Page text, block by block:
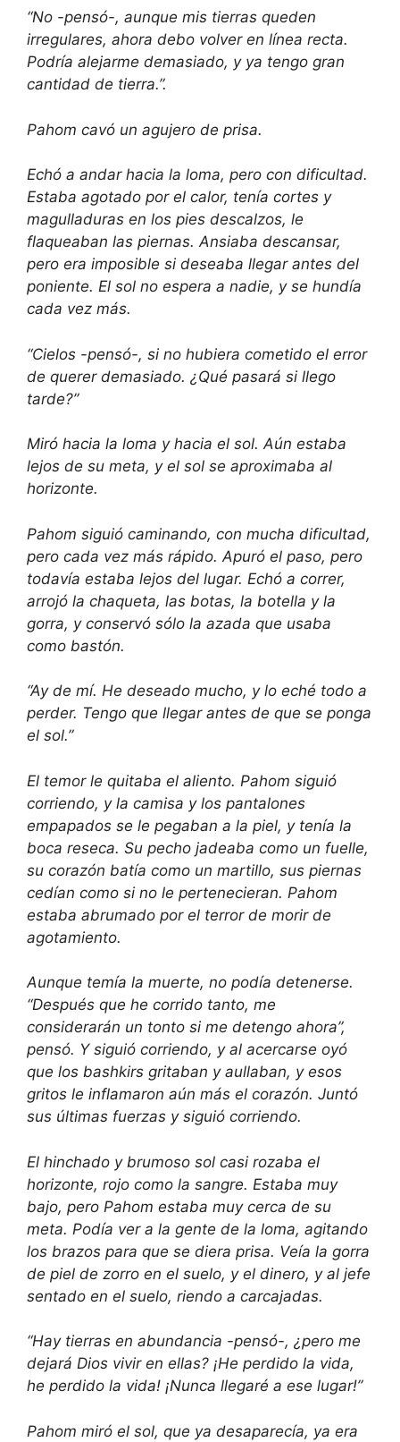
“No -pensó-, aunque mis tierras queden
irregulares, ahora debo volver en línea recta.
Podría alejarme demasiado, y ya tengo gran
cantidad de tierra.”.
Pahom cavó un agujero de prisa.
Echó a andar hacia la loma, pero con dificultad.
Estaba agotado por el calor, tenía cortes y
magulladuras en los pies descalzos, le
flaqueaban las piernas. Ansiaba descansar,
pero era imposible si deseaba llegar antes del
poniente. El sol no espera a nadie, y se hundía
cada vez más.
“Cielos -pensó-, si no hubiera cometido el error
de querer demasiado. ¿Qué pasará si llego
tarde?”
Miró hacia la loma y hacia el sol. Aún estaba
lejos de su meta, y el sol se aproximaba al
horizonte.
Pahom siguió caminando, con mucha dificultad,
pero cada vez más rápido. Apuró el paso, pero
todavía estaba lejos del lugar. Echó a correr,
arrojó la chaqueta, las botas, la botella y la
gorra, y conservó sólo la azada que usaba
como bastón.
“Ay de mí. He deseado mucho, y lo eché todo a
perder. Tengo que llegar antes de que se ponga
el sol.”
El temor le quitaba el aliento. Pahom siguió
corriendo, y la camisa y los pantalones
empapados se le pegaban a la piel, y tenía la
boca reseca. Su pecho jadeaba como un fuelle,
su corazón batía como un martillo, sus piernas
cedían como si no le pertenecieran. Pahom
estaba abrumado por el terror de morir de
agotamiento.
Aunque temía la muerte, no podía detenerse.
“Después que he corrido tanto, me
considerarán un tonto si me detengo ahora”,
pensó. Y siguió corriendo, y al acercarse oyó
que los bashkirs gritaban y aullaban, y esos
gritos le inflamaron aún más el corazón. Juntó
sus últimas fuerzas y siguió corriendo.
El hinchado y brumoso sol casi rozaba el
horizonte, rojo como la sangre. Estaba muy
bajo, pero Pahom estaba muy cerca de su
meta. Podía ver a la gente de la loma, agitando
los brazos para que se diera prisa. Veía la gorra
de piel de zorro en el suelo, y el dinero, y al jefe
sentado en el suelo, riendo a carcajadas.
“Hay tierras en abundancia -pensó-, ¿pero me
dejará Dios vivir en ellas? ¡He perdido la vida,
he perdido la vida! ¡Nunca llegaré a ese lugar!”
Pahom miró el sol, que ya desaparecía, ya era